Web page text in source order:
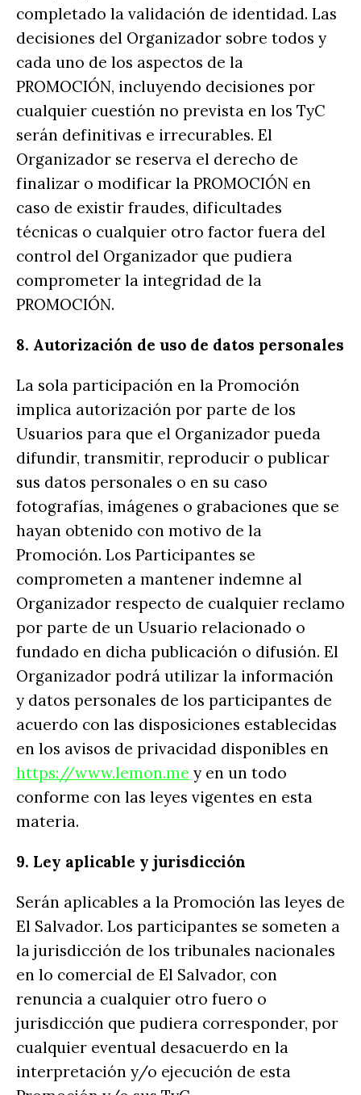
completado la validación de identidad. Las
decisiones del Organizador sobre todos y
cada uno de los aspectos de la
PROMOCIÓN, incluyendo decisiones por
cualquier cuestión no prevista en los TyC
serán definitivas e irrecurables. El
Organizador se reserva el derecho de
finalizar o modificar la PROMOCIÓN en
caso de existir fraudes, dificultades
técnicas o cualquier otro factor fuera del
control del Organizador que pudiera
comprometer la integridad de la
PROMOCIÓN.
8. Autorización de uso de datos personales
La sola participación en la Promoción
implica autorización por parte de los
Usuarios para que el Organizador pueda
difundir, transmitir, reproducir o publicar
sus datos personales o en su caso
fotografías, imágenes o grabaciones que se
hayan obtenido con motivo de la
Promoción. Los Participantes se
comprometen a mantener indemne al
Organizador respecto de cualquier reclamo
por parte de un Usuario relacionado o
fundado en dicha publicación o difusión. El
Organizador podrá utilizar la información
y datos personales de los participantes de
acuerdo con las disposiciones establecidas
en los avisos de privacidad disponibles en
https://www.lemon.me y en un todo
conforme con las leyes vigentes en esta
materia.
9. Ley aplicable y jurisdicción
Serán aplicables a la Promoción las leyes de
El Salvador. Los participantes se someten a
la jurisdicción de los tribunales nacionales
en lo comercial de El Salvador, con
renuncia a cualquier otro fuero o
jurisdicción que pudiera corresponder, por
cualquier eventual desacuerdo en la
interpretación y/o ejecución de esta